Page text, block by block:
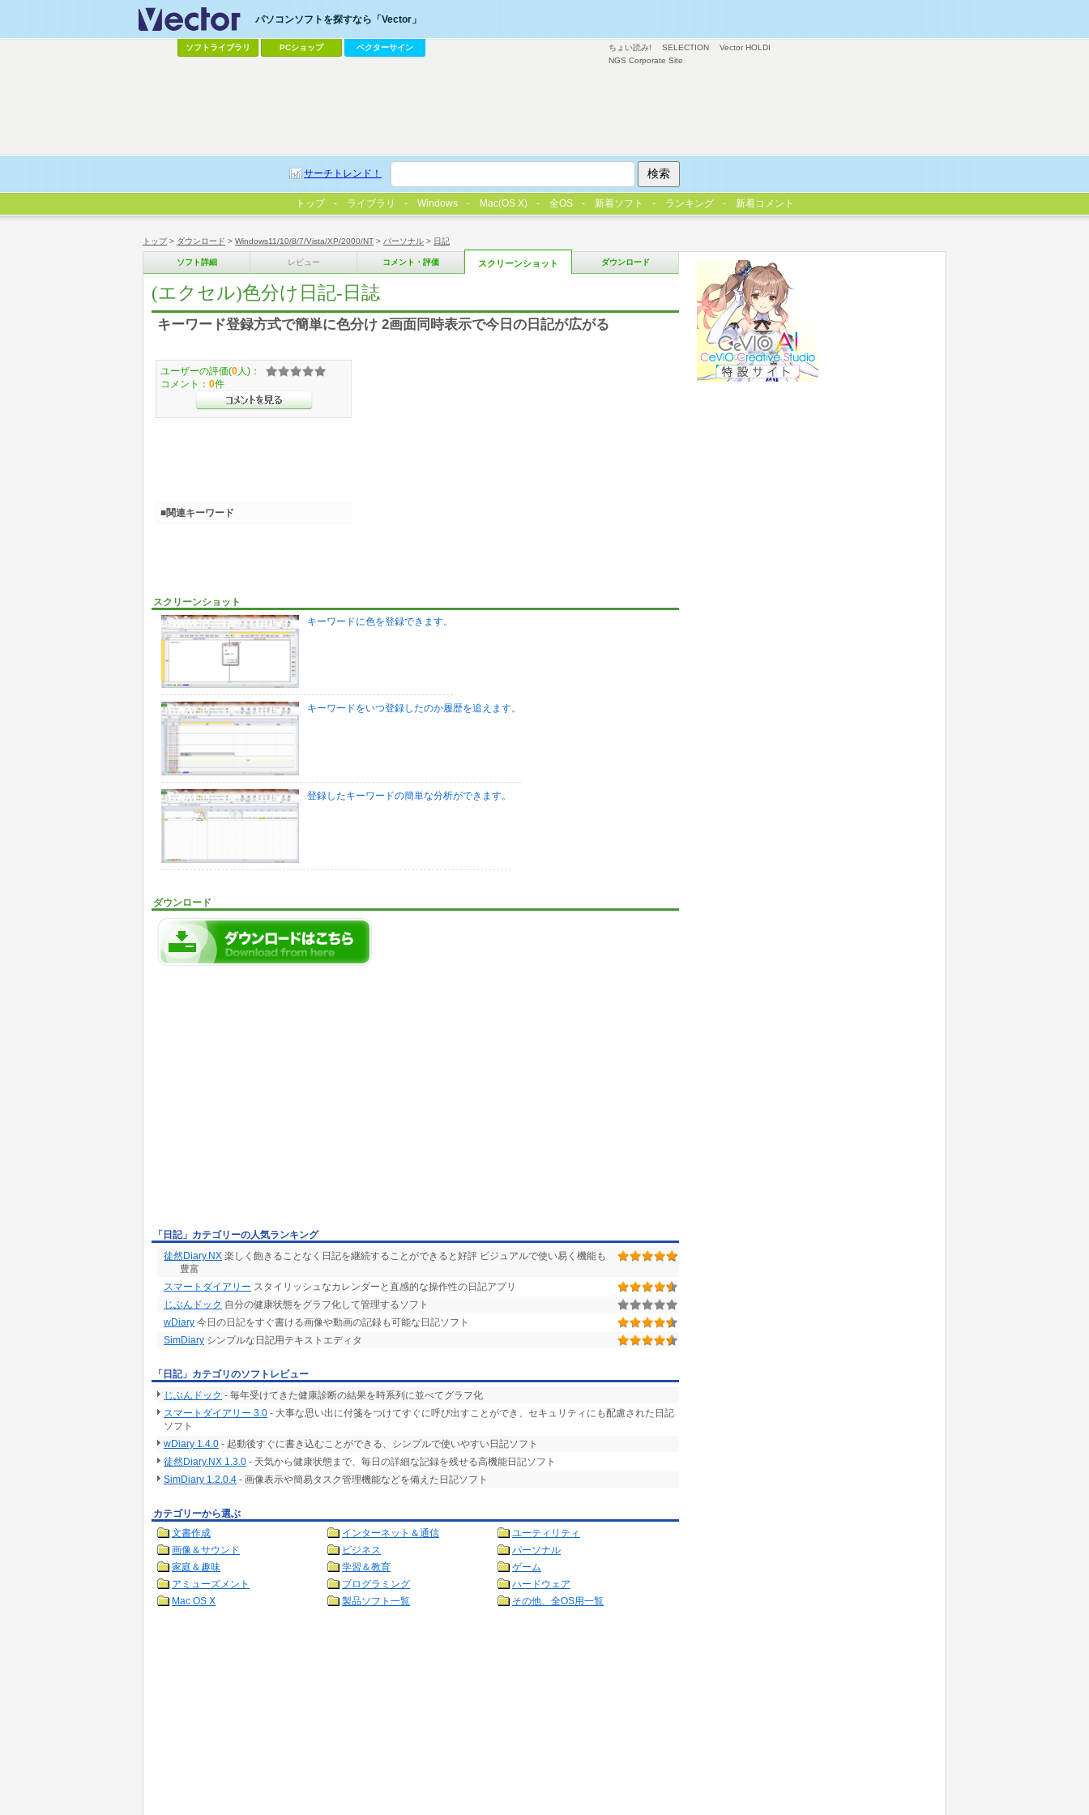
トップ> ダウンロード > Windows11/10/8/7/Vista/XP/2000/NT > パーソナル > 日記
ソフト詳細 レビュー コメント・評価 スクリーンショット ダウンロード
(エクセル)色分け日記-日誌
キーワード登録方式で簡単に色分け 2画面同時表示で今日の日記が広がる
スクリーンショット
キーワードに色を登録できます。
キーワードをいつ登録したのか履歴を追えます。
登録したキーワードの簡単な分析ができます。
ダウンロード
ユーザーの評価(0 人)：
コメント： 0件
■関連キーワード
「日記」カテゴリーの人気ランキング
徒然Diary.NX 楽しく飽きることなく日記を継続することができると好評 ビジュアルで使い易く機能も
豊富
スマートダイアリー スタイリッシュなカレンダーと直感的な操作性の日記アプリ
じぶんドック 自分の健康状態をグラフ化して管理するソフト
wDiary 今日の日記をすぐ書ける画像や動画の記録も可能な日記ソフト
SimDiary シンプルな日記用テキストエディタ
「日記」カテゴリのソフトレビュー
じぶんドック - 毎年受けてきた健康診断の結果を時系列に並べてグラフ化
スマートダイアリー 3.0 - 大事な思い出に付箋をつけてすぐに呼び出すことができ、セキュリティにも配慮された日記
ソフト
wDiary 1.4.0 - 起動後すぐに書き込むことができる、シンプルで使いやすい日記ソフト
徒然Diary.NX 1.3.0 - 天気から健康状態まで、毎日の詳細な記録を残せる高機能日記ソフト
SimDiary 1.2.0.4 - 画像表示や簡易タスク管理機能などを備えた日記ソフト
カテゴリーから選ぶ
文書作成
インターネット＆通信
ユーティリティ
画像＆サウンド
ビジネス
パーソナル
家庭＆趣味
学習＆教育
ゲーム
アミューズメント
プログラミング
ハードウェア
Mac OS X
製品ソフト一覧 その他、全OS用一覧
ちょい読み! SELECTION
Vector HOLDI
NGS Corporate Site
パソコンソフトを探すなら「Vector」
ソフトライブラリ PCショップ ベクターサイン
サーチトレンド！
トップ ライブラリ Windows Mac(OS X) 全OS 新着ソフト ランキング 新着コメント